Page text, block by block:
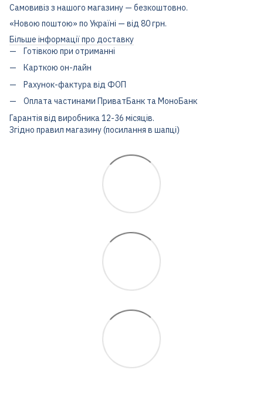
Самовивіз з нашого магазину — безкоштовно.
«Новою поштою» по Україні — від 80 грн.
Більше інформації про доставку
Готівкою при отриманні
Карткою он-лайн
Рахунок-фактура від ФОП
Оплата частинами ПриватБанк та МоноБанк
Гарантія від виробника 12-36 місяців.
Згідно правил магазину (посилання в шапці)